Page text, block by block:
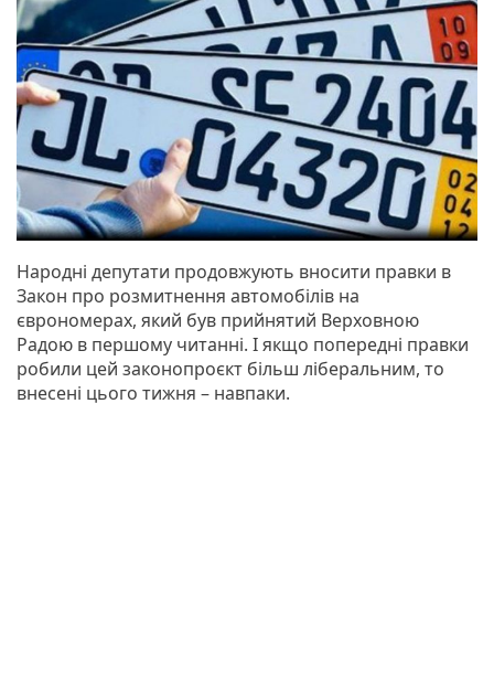
Народні депутати продовжують вносити правки в
Закон про розмитнення автомобілів на
єврономерах, який був прийнятий Верховною
Радою в першому читанні. І якщо попередні правки
робили цей законопроєкт більш ліберальним, то
внесені цього тижня – навпаки.